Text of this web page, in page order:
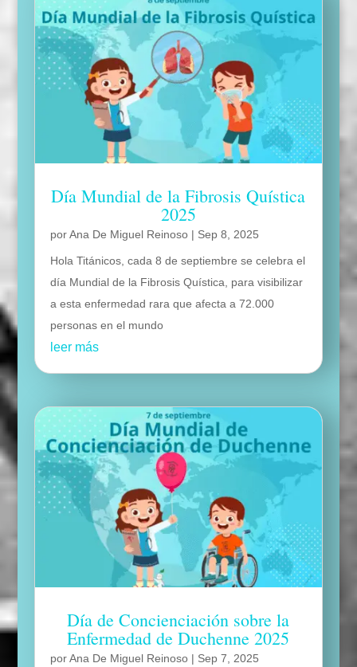
Día Mundial de la Fibrosis Quística
2025
porAna De Miguel Reinoso| Sep 8, 2025
Hola Titánicos, cada 8 de septiembre se celebra el
día Mundial de la Fibrosis Quística, para visibilizar
a esta enfermedad rara que afecta a 72.000
personas en el mundo
leer más
Día de Concienciación sobre la
Enfermedad de Duchenne 2025
porAna De Miguel Reinoso| Sep 7, 2025